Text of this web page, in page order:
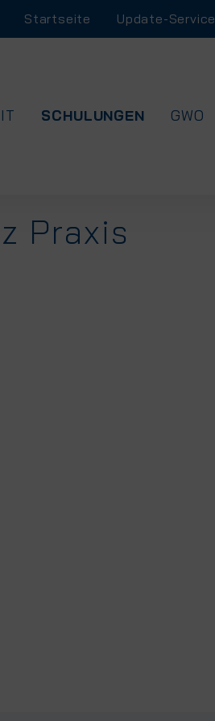
Navigation
Startseite Update-Service
SCHULUNGEN GWO
Praxis